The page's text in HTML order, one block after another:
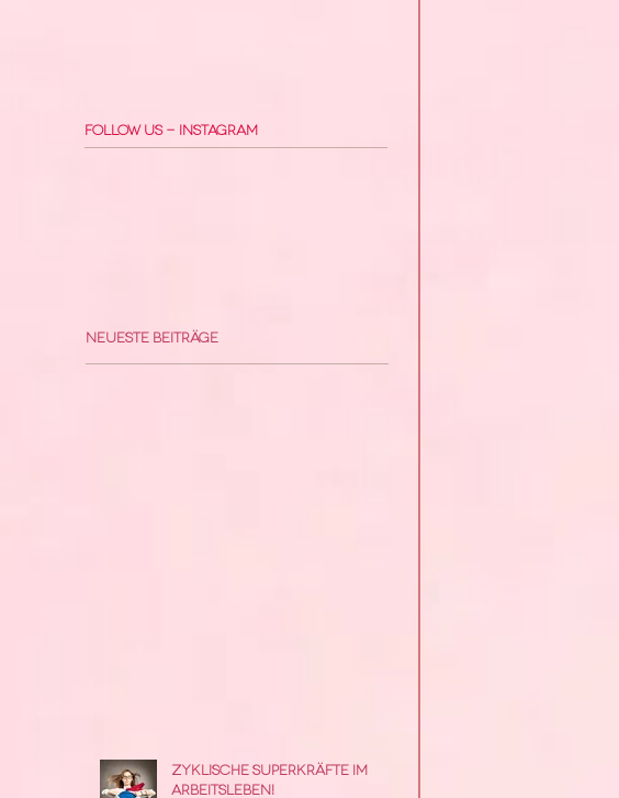
Neueste Beiträge
Zyklische Superkräfte im
Arbeitsleben!
Follow Us - Instagram